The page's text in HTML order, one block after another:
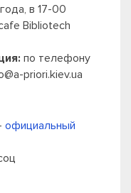
в 17-00
Bibliotech
по телефону
priori.kiev.ua
официальный